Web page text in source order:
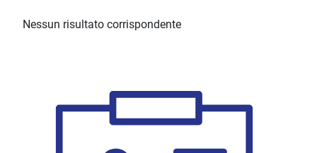
Nessun risultato corrispondente